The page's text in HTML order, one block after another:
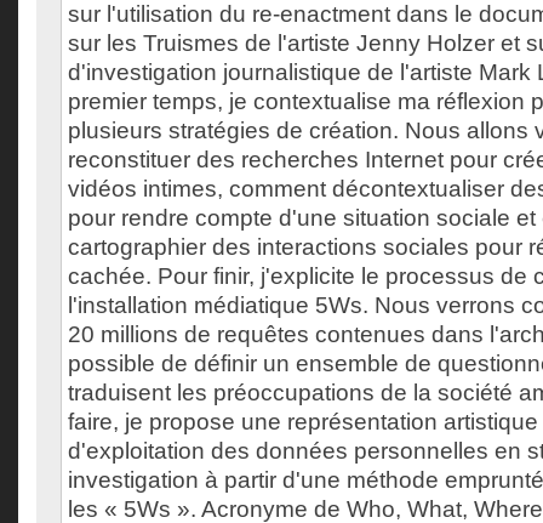
sur l'utilisation du re-enactment dans le
sur les Truismes de l'artiste Jenny Holzer et
d'investigation journalistique de l'artiste Mark
premier temps, je contextualise ma réflexion
plusieurs stratégies de création. Nous allons
reconstituer des recherches Internet pour
vidéos intimes, comment décontextualiser
pour rendre compte d'une situation sociale et
cartographier des interactions sociales pour
cachée. Pour finir, j'explicite le processus de
l'installation médiatique 5Ws. Nous verrons
20 millions de requêtes contenues dans
possible de définir un ensemble de
traduisent les préoccupations de la société
faire, je propose une représentation
d'exploitation des données personnelles en
investigation à partir d'une méthode
les « 5Ws ». Acronyme de Who, What,